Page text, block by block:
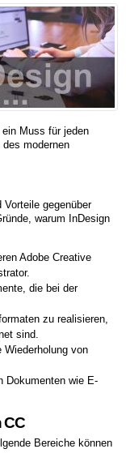
Muss für jeden
des modernen
Vorteile gegenüber
warum InDesign
Adobe Creative
die bei der
zu realisieren,
sind.
von
Dokumenten wie E-
CC
Bereiche können